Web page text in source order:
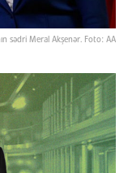
sədri Meral Akşenər. Foto: AA